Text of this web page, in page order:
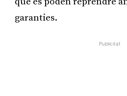
garanties.
Publicitat